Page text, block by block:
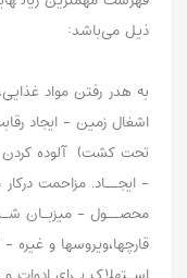
ذﯾﻞ ﻣﯽﺑﺎﺷﺪ:
ﺑﻪ ﻫﺪر رﻓﺘﻦ ﻣﻮاد
اﺷﻐﺎل زﻣﯿﻦ - اﯾﺠﺎد
ﺗﺤﺖ ﮐﺸﺖ) آلوده کردن
- اﯾﺠــﺎد. ﻣﺰاﺣﻤﺖ
ﻣﺤﺼــﻮل - ﻣﯿﺰﺑـﺎن
ﻗﺎرﭼﻬﺎ،وﯾﺮوﺳﻬﺎ و ﻏﯿﺮه